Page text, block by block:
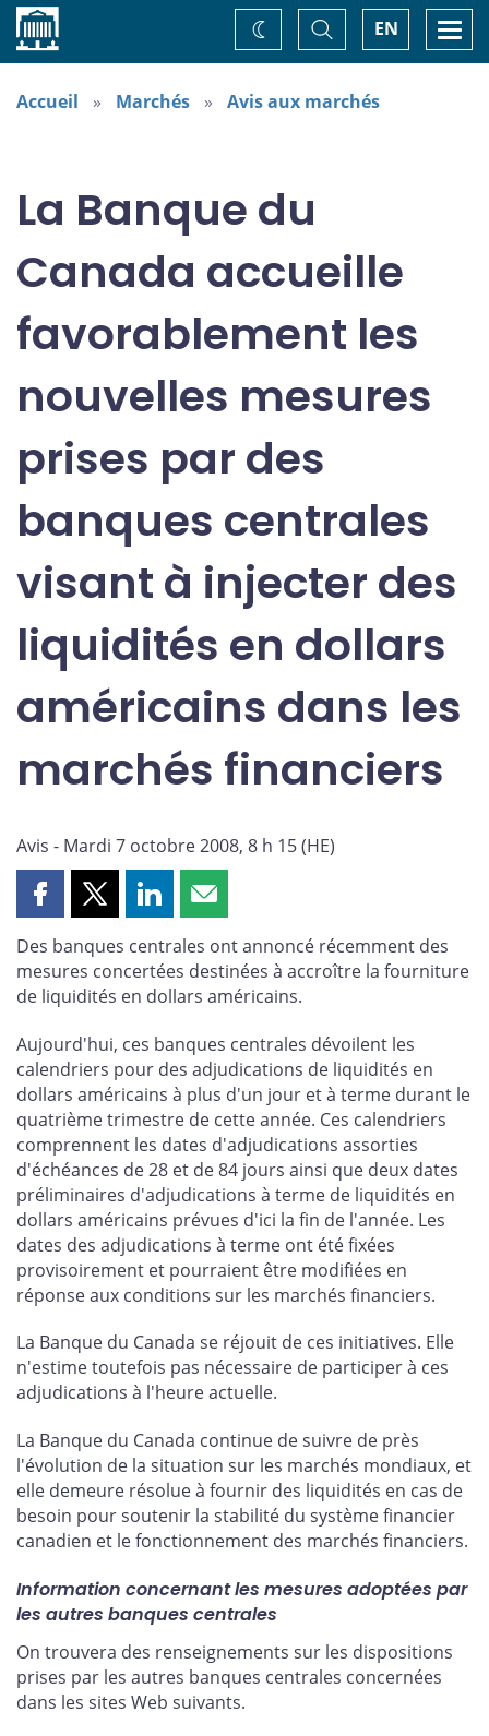
Accueil EN
Basculer
la
recherche
Changez
de
Accueil Marchés Avis aux marchés
La Banque du
Canada accueille
favorablement les
nouvelles mesures
prises par des
banques centrales
visant à injecter des
liquidités en dollars
américains dans les
marchés financiers
Avis - Mardi 7 octobre 2008, 8 h 15 (HE)
Partager
page
sur
Facebook
Partager
page
sur
X
Partager
page
sur
LinkedIn
Partager
page
par
courriel
Des banques centrales ont annoncé récemment des
mesures concertées destinées à accroître la fourniture
de liquidités en dollars américains.
Aujourd'hui, ces banques centrales dévoilent les
calendriers pour des adjudications de liquidités en
dollars américains à plus d'un jour et à terme durant le
quatrième trimestre de cette année. Ces calendriers
comprennent les dates d'adjudications assorties
d'échéances de 28 et de 84 jours ainsi que deux dates
préliminaires d'adjudications à terme de liquidités en
dollars américains prévues d'ici la fin de l'année. Les
dates des adjudications à terme ont été fixées
provisoirement et pourraient être modifiées en
réponse aux conditions sur les marchés financiers.
La Banque du Canada se réjouit de ces initiatives. Elle
n'estime toutefois pas nécessaire de participer à ces
adjudications à l'heure actuelle.
La Banque du Canada continue de suivre de près
l'évolution de la situation sur les marchés mondiaux, et
elle demeure résolue à fournir des liquidités en cas de
besoin pour soutenir la stabilité du système financier
canadien et le fonctionnement des marchés financiers.
Information concernant les mesures adoptées par
les autres banques centrales
On trouvera des renseignements sur les dispositions
prises par les autres banques centrales concernées
dans les sites Web suivants.